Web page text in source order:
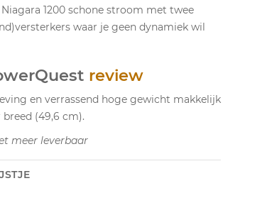
1200 schone stroom met twee
waar je geen dynamiek wil
review
en verrassend hoge gewicht makkelijk
(49,6 cm).
meer leverbaar